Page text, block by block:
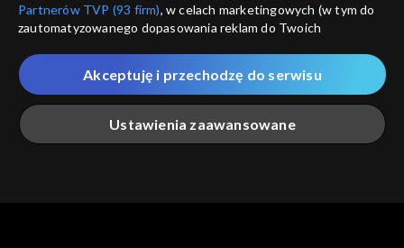
Partnerów TVP (93 firm), w celach marketingowych (w tym do
zautomatyzowanego dopasowania reklam do Twoich
które wskazujemy poniżej, a także zgody na udostępnianie
przez nas identyfikatora PPID do Google.
Twoje dane osobowe zbierane podczas odwiedzania przez
Ciebie naszych
poszczególnych serwisówzwanych dalej
„Portalem”, w tym informacje zapisywane za pomocą
Ustawienia zaawansowane
Akceptuję i przechodzę do serwisu